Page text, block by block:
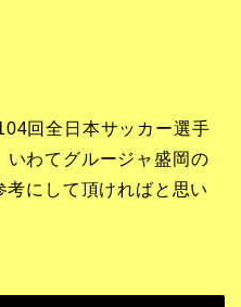
回全日本サッカー選手
わてグルージャ盛岡の
にして頂ければと思い